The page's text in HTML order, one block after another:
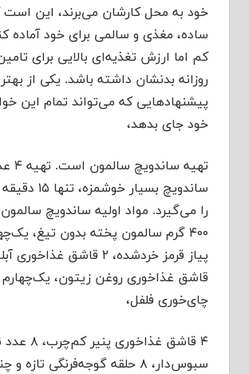
خود به محل کارشان می‌برند، این
ساده، مغذی و سالمی برای خود آماده
کم اما ارزش تغذیه‌ای بالایی برای
روزانه بدنشان داشته باشد. یکی از
پیشنهادهایی که می‌تواند تمام این
خود جای بدهد،
تهیه
ساندویچ بسیار
را می‌گیرد. مواد اولیه ساندویچ
۴۰۰ گرم سالمون پخته بدون تیغ،
قاشق غذاخوری روغن زیتون،
چای‌خوری فلفل،
۴ قاشق
سبوس‌دار، ۸ حلقه گوجه‌فرنگی